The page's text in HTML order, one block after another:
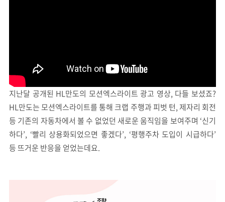
지난달 공개된 HL만도의 모션엑스라이트 광고 영상, 다들 보셨죠?
HL만도는 모션엑스라이트를 통해 크랩 주행과 피벗 턴, 제자리 회전
등 기존의 자동차에서 볼 수 없었던 새로운 움직임을 보여주며 ‘신기
하다’, ‘빨리 상용화되었으면 좋겠다’, ‘평행주차 도입이 시급하다’
등 뜨거운 반응을 얻었는데요.